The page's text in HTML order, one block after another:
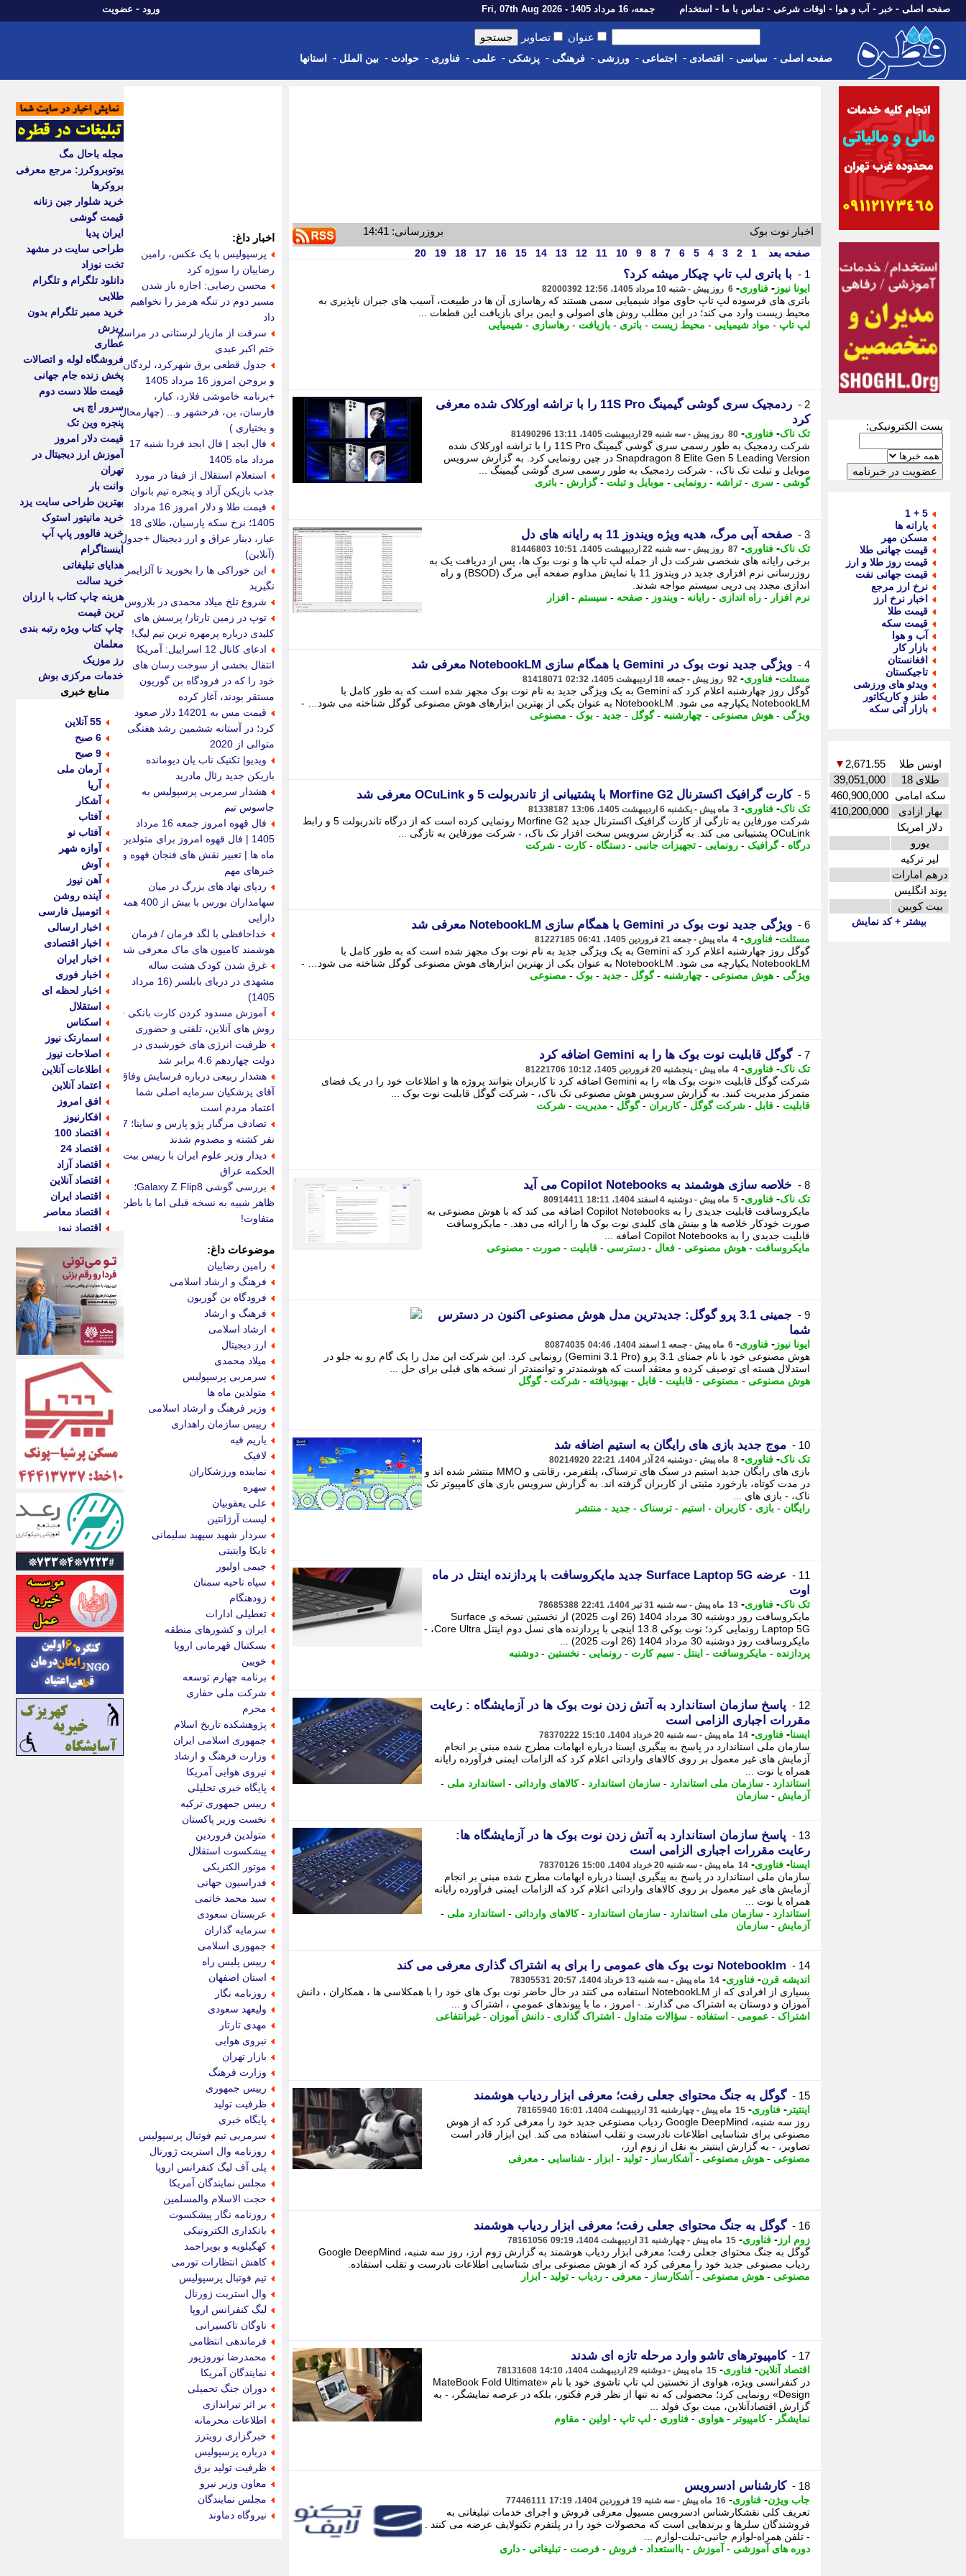
صفحه اصلی - خبر - آب و هوا - اوقات شرعی - تماس با ما - استخدام جمعه، 16 مرداد 1405 - Fri, 07th Aug 2026 ورود - عضویت
عنوان تصاویر
صفحه اصلی - سیاسی - اقتصادی - اجتماعی - ورزشی - فرهنگی - پزشکی - علمی - فناوری - حوادث - بین الملل - استانها
پست الکترونیکی:
5 + 1
یارانه ها
مسکن مهر
قیمت جهانی طلا
قیمت روز طلا و ارز
قیمت جهانی نفت
نرخ ارز مرجع
اخبار نرخ ارز
قیمت طلا
قیمت سکه
آب و هوا
بازار کار
افغانستان
تاجیکستان
ویدئو های ورزشی
طنز و کاریکاتور
بازار آتی سکه
اونس طلا 2,671.55
▼
طلای 18
39,051,000
سکه امامی 460,900,000
بهار ازادی
410,200,000
دلار امریکا
یورو
لیر ترکیه
درهم امارات
پوند انگلیس
بیت کویین
بیشتر + کد نمایش
اخبار نوت بوک بروزرسانی: 14:41
صفحه بعد 1
2
3
4
5
6
7
8
9
10
11
12
13
14
15
16
17
18
19
20
1 - با باتری لب تاپ چیکار میشه کرد؟
ایونا نیوز - فناوری- 6 روز پیش - شنبه 10 مرداد 1405، 12:56 82000392
باتری های فرسوده لپ تاپ حاوی مواد شیمیایی سمی هستند که رهاسازی آن ها در طبیعت، آسیب های جبران ناپذیری به
محیط زیست وارد می کند؛ در این مطلب روش های اصولی و ایمن برای بازیافت این قطعات ...
لپ تاپ - مواد شیمیایی - محیط زیست - باتری - بازیافت - رهاسازی - شیمیایی
2 -
ردمجیک سری گوشی گیمینگ 11S Pro را با تراشه اورکلاک شده معرفی
کرد
تک ناک- فناوری- 80 روز پیش - سه شنبه 29 اردیبهشت 1405، 13:11 81490296
شرکت ردمجیک به طور رسمی سری گوشی گیمینگ 11S Pro را با تراشه اورکلاک شده
Snapdragon 8 Elite Gen 5 Leading Version در چین رونمایی کرد. به گزارش سرویس
موبایل و تبلت تک ناک، - شرکت ردمجیک به طور رسمی سری گوشی گیمینگ ...
گوشی - سری - تراشه - رونمایی - موبایل و تبلت -گزارش - باتری
3 - صفحه آبی مرگ، هدیه ویژه ویندوز 11 به رایانه های دل
تک ناک- فناوری- 87 روز پیش - سه شنبه 22 اردیبهشت 1405، 10:51 81446803
برخی رایانه های شخصی شرکت دل از جمله لپ تاپ ها و نوت بوک ها، پس از دریافت یک به
روزرسانی نرم افزاری جدید در ویندوز 11 با نمایش مداوم صفحه آبی مرگ (BSOD) و راه
اندازی مجدد پی درپی سیستم مواجه شدند.
نرم افزار - راه اندازی - رایانه - ویندوز - صفحه - سیستم - افزار
4 - ویژگی جدید نوت بوک در Gemini با همگام سازی NotebookLM معرفی شد
مسئلت- فناوری- 92 روز پیش - جمعه 18 اردیبهشت 1405، 02:32 81418071
گوگل روز چهارشنبه اعلام کرد که Gemini به یک ویژگی جدید به نام نوت بوک مجهز شده است که به طور کامل با
NotebookLM یکپارچه می شود. NotebookLM به عنوان یکی از بهترین ابزارهای هوش مصنوعی گوگل شناخته می شود… -
ویژگی - هوش مصنوعی - چهارشنبه -گوگل - جدید - بوک - مصنوعی
5 - کارت گرافیک اکسترنال Morfine G2 با پشتیبانی از تاندربولت 5 و OCuLink معرفی شد
تک ناک- فناوری- 3 ماه پیش - یکشنبه 6 اردیبهشت 1405، 13:06 81338187
شرکت مورفاین به تازگی از کارت گرافیک اکسترنال جدید Morfine G2 رونمایی کرده است که از درگاه تاندربولت 5 و رابط
OCuLink پشتیبانی می کند. به گزارش سرویس سخت افزار تک ناک، - شرکت مورفاین به تازگی ...
درگاه -گرافیک - رونمایی - تجهیزات جانبی - دستگاه -کارت - شرکت
6 - ویژگی جدید نوت بوک در Gemini با همگام سازی NotebookLM معرفی شد
مسئلت- فناوری- 4 ماه پیش - جمعه 21 فروردین 1405، 06:41 81227185
گوگل روز چهارشنبه اعلام کرد که Gemini به یک ویژگی جدید به نام نوت بوک مجهز شده است که به طور کامل با
NotebookLM یکپارچه می شود. NotebookLM به عنوان یکی از بهترین ابزارهای هوش مصنوعی گوگل شناخته می شود… -
ویژگی - هوش مصنوعی - چهارشنبه -گوگل - جدید - بوک - مصنوعی
7 - گوگل قابلیت نوت بوک ها را به Gemini اضافه کرد
تک ناک- فناوری- 4 ماه پیش - پنجشنبه 20 فروردین 1405، 10:12 81221706
شرکت گوگل قابلیت «نوت بوک ها» را به Gemini اضافه کرد تا کاربران بتوانند پروژه ها و اطلاعات خود را در یک فضای
متمرکز مدیریت کنند. به گزارش سرویس هوش مصنوعی تک ناک، - شرکت گوگل قابلیت نوت بوک ...
قابلیت - قابل - شرکت گوگل -کاربران -گوگل - مدیریت - شرکت
8 - خلاصه سازی هوشمند به Copilot Notebooks می آید
تک ناک- فناوری- 5 ماه پیش - دوشنبه 4 اسفند 1404، 18:11 80914411
مایکروسافت قابلیت جدیدی را به Copilot Notebooks اضافه می کند که با هوش مصنوعی به
صورت خودکار خلاصه ها و بینش های کلیدی نوت بوک ها را ارائه می دهد. - مایکروسافت
قابلیت جدیدی را به Copilot Notebooks اضافه ...
مایکروسافت - هوش مصنوعی - فعال - دسترسی - قابلیت - صورت - مصنوعی
9 -
جمینی 3.1 پرو گوگل: جدیدترین مدل هوش مصنوعی اکنون در دسترس
شما
ایونا نیوز - فناوری- 6 ماه پیش - جمعه 1 اسفند 1404، 04:46 80874035
هوش مصنوعی خود با نام جمنای 3.1 پرو (Gemini 3.1 Pro) رونمایی کرد. این شرکت این مدل را یک گام رو به جلو در
استدلال هسته ای توصیف کرده و معتقد است که هوشمندتر و توانمندتر از نسخه های قبلی برای حل ...
هوش مصنوعی - مصنوعی - قابلیت - قابل - بهبودیافته - شرکت -گوگل
10 - موج جدید بازی های رایگان به استیم اضافه شد
تک ناک- فناوری- 8 ماه پیش - دوشنبه 24 آذر 1404، 22:21 80214920
بازی های رایگان جدید استیم در سبک های ترسناک، پلتفرمر، رقابتی و MMO منتشر شده اند و
در مدت کوتاه، بازخورد مثبتی از کاربران گرفته اند. به گزارش سرویس بازی های کامپیوتر تک
ناک، - بازی های ...
رایگان - بازی -کاربران - استیم - ترسناک - جدید - منتشر
11 -
عرضه Surface Laptop 5G جدید مایکروسافت با پردازنده اینتل در ماه
اوت
تک ناک- فناوری- 13 ماه پیش - سه شنبه 31 تیر 1404، 22:41 78685388
مایکروسافت روز دوشنبه 30 مرداد 1404 (26 اوت 2025) از نخستین نسخه ی Surface
Laptop 5G رونمایی کرد؛ نوت بوکی 13.8 اینچی با پردازنده های نسل دوم اینتل Core Ultra، -
مایکروسافت روز دوشنبه 30 مرداد 1404 (26 اوت 2025) ...
پردازنده - مایکروسافت - اینتل - سیم کارت - رونمایی - نخستین - دوشنبه
12 -
پاسخ سازمان استاندارد به آتش زدن نوت بوک ها در آزمایشگاه : رعایت
مقررات اجباری الزامی است
ایسنا- فناوری- 14 ماه پیش - سه شنبه 20 خرداد 1404، 15:10 78370222
سازمان ملی استاندارد در پاسخ به پیگیری ایسنا درباره ابهامات مطرح شده مبنی بر انجام
آزمایش های غیر معمول بر روی کالاهای وارداتی اعلام کرد که الزامات ایمنی فرآورده رایانه
همراه یا نوت ...
استاندارد - سازمان ملی استاندارد - سازمان استاندارد -کالاهای وارداتی - استاندارد ملی -
آزمایش - سازمان
13 -
پاسخ سازمان استاندارد به آتش زدن نوت بوک ها در آزمایشگاه ها:
رعایت مقررات اجباری الزامی است
ایسنا- فناوری- 14 ماه پیش - سه شنبه 20 خرداد 1404، 15:00 78370126
سازمان ملی استاندارد در پاسخ به پیگیری ایسنا درباره ابهامات مطرح شده مبنی بر انجام
آزمایش های غیر معمول بر روی کالاهای وارداتی اعلام کرد که الزامات ایمنی فرآورده رایانه
همراه یا نوت ...
استاندارد - سازمان ملی استاندارد - سازمان استاندارد -کالاهای وارداتی - استاندارد ملی -
آزمایش - سازمان
14 - Notebooklm نوت بوک های عمومی را برای به اشتراک گذاری معرفی می کند
اندیشه قرن- فناوری- 14 ماه پیش - سه شنبه 13 خرداد 1404، 20:57 78305531
بسیاری از افرادی که از NotebookLM استفاده می کنند در حال حاضر نوت بوک های خود را با همکلاسی ها ، همکاران ، دانش
آموزان و دوستان به اشتراک می گذارند. - امروز ، ما با پیوندهای عمومی ، اشتراک و ...
اشتراک - عمومی - استفاده - سؤالات متداول - اشتراک گذاری - دانش آموزان -غیرانتفاعی
15 - گوگل به جنگ محتوای جعلی رفت؛ معرفی ابزار ردیاب هوشمند
اینتیتر - فناوری- 15 ماه پیش - چهارشنبه 31 اردیبهشت 1404، 16:01 78165940
روز سه شنبه، Google DeepMind ردیاب مصنوعی جدید خود را معرفی کرد که از هوش
مصنوعی برای شناسایی اطلاعات نادرست و تقلب استفاده می کند. این ابزار قادر است
تصاویر، - به گزارش اینتیتر به نقل از زوم ارز،
مصنوعی - هوش مصنوعی - آشکارساز - تولید - ابزار - شناسایی - معرفی
16 - گوگل به جنگ محتوای جعلی رفت؛ معرفی ابزار ردیاب هوشمند
زوم ارز - فناوری- 15 ماه پیش - چهارشنبه 31 اردیبهشت 1404، 09:19 78161056
گوگل به جنگ محتوای جعلی رفت؛ معرفی ابزار ردیاب هوشمند به گزارش زوم ارز، روز سه شنبه، Google DeepMind
ردیاب مصنوعی جدید خود را معرفی کرد که از هوش مصنوعی برای شناسایی اطلاعات نادرست و تقلب استفاده.
مصنوعی - هوش مصنوعی - آشکارساز - معرفی - ردیاب - تولید - ابزار
17 - کامپیوترهای تاشو وارد مرحله تازه ای شدند
اقتصاد آنلاین- فناوری- 15 ماه پیش - دوشنبه 29 اردیبهشت 1404، 14:10 78131608
در کنفرانسی ویژه، هواوی از نخستین لپ تاپ تاشوی خود با نام «MateBook Fold Ultimate
Design» رونمایی کرد؛ محصولی که نه تنها از نظر فرم فکتور، بلکه در عرصه نمایشگر، - به
گزارش اقتصادآنلاین، میت بوک فولد ...
نمایشگر -کامپیوتر - هواوی - فناوری - لپ تاپ - اولین - مقاوم
18 - کارشناس ادسرویس
جاب ویژن- فناوری- 16 ماه پیش - سه شنبه 19 فروردین 1404، 17:19 77446111
تعریف کلی نقشکارشناس ادسرویس مسیول معرفی فروش و اجرای خدمات تبلیغاتی به
فروشندگان سلرها و برندهایی است که محصولات خود را در پلتفرم تکنولایف عرضه می کنند .
- تلفن همراه-لوازم جانبی-تبلت-لوازم ...
دوره های آموزشی - آموزش - بااستعداد - فروش - فرصت - تبلیغاتی - داری
اخبار داغ:
پرسپولیس با یک عکس، رامین
رضاییان را سوژه کرد
محسن رضایی: اجازه باز شدن
مسیر دوم در تنگه هرمز را نخواهیم
داد
سرقت از مازیار لرستانی در مراسم
ختم اکبر عبدی
جدول قطعی برق شهرکرد، لردگان
و بروجن امروز 16 مرداد 1405
+برنامه خاموشی فلارد، کیار،
فارسان، بن، فرخشهر و... (چهارمحال
و بختیاری )
فال ابجد | فال ابجد فردا شنبه 17
مرداد ماه 1405
استعلام استقلال از فیفا در مورد
جذب بازیکن آزاد و پنجره تیم بانوان
قیمت طلا و دلار امروز 16 مرداد
1405؛ نرخ سکه پارسیان، طلای 18
عیار، دینار عراق و ارز دیجیتال +جدول
(آنلاین)
این خوراکی ها را بخورید تا آلزایمر
نگیرید
شروع تلخ میلاد محمدی در بلاروس
توپ در زمین تارتار/ پرسش های
کلیدی درباره پرمهره ترین تیم لیگ!
ادعای کانال 12 اسراییل: آمریکا
انتقال بخشی از سوخت رسان های
خود را که در فرودگاه بن گوریون
مستقر بودند، آغاز کرده
قیمت مس به 14201 دلار صعود
کرد؛ در آستانه ششمین رشد هفتگی
متوالی از 2020
ویدیو| تکنیک ناب یان دیومانده
بازیکن جدید رئال مادرید
هشدار سرمربی پرسپولیس به
جاسوس تیم
فال قهوه امروز جمعه 16 مرداد
1405 | فال قهوه امروز برای متولدین
ماه ها | تعبیر نقش های فنجان قهوه و
خبرهای مهم
ردپای نهاد های بزرگ در میان
سهامداران بورس با بیش از 400 همت
دارایی
خداحافظی با لگد فرمان / فرمان
هوشمند کامیون های ماک معرفی شد
غرق شدن کودک هشت ساله
مشهدی در دریای بابلسر (16 مرداد
1405)
آموزش مسدود کردن کارت بانکی +
روش های آنلاین، تلفنی و حضوری
ظرفیت انرژی های خورشیدی در
دولت چهاردهم 4.6 برابر شد
هشدار ربیعی درباره فرسایش وفاق؛
آقای پزشکیان سرمایه اصلی شما
اعتماد مردم است
تصادف مرگبار پژو پارس و ساینا؛ 7
نفر کشته و مصدوم شدند
دیدار وزیر علوم ایران با رییس بیت
الحکمه عراق
بررسی گوشی Galaxy Z Flip8؛
ظاهر شبیه به نسخه قبلی اما با باطن
متفاوت!
موضوعات داغ:
رامین رضاییان
فرهنگ و ارشاد اسلامی
فرودگاه بن گوریون
فرهنگ و ارشاد
ارشاد اسلامی
ارز دیجیتال
میلاد محمدی
سرمربی پرسپولیس
متولدین ماه ها
وزیر فرهنگ و ارشاد اسلامی
رییس سازمان راهداری
یاریم قیه
لافیک
نماینده ورزشکاران
سهره
علی یعقوبیان
لیست آرژانتین
سردار شهید سپهبد سلیمانی
تایکا وایتیتی
جیمی اولیور
سپاه ناحیه سمنان
زودهنگام
تعطیلی ادارات
ایران و کشورهای منطقه
بسکتبال قهرمانی اروپا
خویین
برنامه چهارم توسعه
شرکت ملی حفاری
محرم
پژوهشکده تاریخ اسلام
جمهوری اسلامی ایران
وزارت فرهنگ و ارشاد
نیروی هوایی آمریکا
پایگاه خبری تحلیلی
رییس جمهوری ترکیه
نخست وزیر پاکستان
متولدین فروردین
پیشکسوت استقلال
موتور الکتریکی
فدراسیون جهانی
سید محمد خاتمی
عربستان سعودی
سرمایه گذاران
جمهوری اسلامی
رییس پلیس راه
استان اصفهان
روزنامه نگار
ولیعهد سعودی
مهدی تارتار
نیروی هوایی
بازار تهران
وزارت فرهنگ
رییس جمهوری
ظرفیت تولید
پایگاه خبری
سرمربی تیم فوتبال پرسپولیس
روزنامه وال استریت ژورنال
پلی آف لیگ کنفرانس اروپا
مجلس نمایندگان آمریکا
حجت الاسلام والمسلمین
روزنامه نگار پیشکسوت
بانکداری الکترونیکی
کهگیلویه و بویراحمد
کاهش انتظارات تورمی
تیم فوتبال پرسپولیس
وال استریت ژورنال
لیگ کنفرانس اروپا
ناوگان تاکسیرانی
فرماندهی انتظامی
محمدرضا نوروزپور
نمایندگان آمریکا
دوران جنگ تحمیلی
بر اثر تیراندازی
اطلاعات محرمانه
خبرگزاری رویترز
درباره پرسپولیس
ظرفیت تولید برق
معاون وزیر نیرو
مجلس نمایندگان
نیروگاه دماوند
مجله باحال مگ
یوتوبروکرز: مرجع معرفی
بروکرها
خرید شلوار جین زنانه
قیمت گوشی
ایران پدیا
طراحی سایت در مشهد
تخت نوزاد
دانلود تلگرام و تلگرام
طلایی
خرید ممبر تلگرام بدون
ریزش
عطاری
فروشگاه لوله و اتصالات
پخش زنده جام جهانی
قیمت طلا دست دوم
سرور اچ پی
پنجره وین تک
قیمت دلار امروز
آموزش ارز دیجیتال در
تهران
وانت بار
بهترین طراحی سایت یزد
خرید مانیتور استوک
خرید فالوور پاپ آپ
اینستاگرام
هدایای تبلیغاتی
خرید سالت
هزینه چاپ کتاب با ارزان
ترین قیمت
چاپ کتاب ویژه رتبه بندی
معلمان
رز موزیک
خدمات مرکزی بوش
منابع خبری
55 آنلاین
6 صبح
9 صبح
آرمان ملی
آریا
آشکار
آفتاب
آفتاب نو
آوازه شهر
آوش
آهن نیوز
آینده روشن
اتومبیل فارسی
اخبار ارسالی
اخبار اقتصادی
اخبار ایران
اخبار فوری
اخبار لحظه ای
استقلال
اسکناس
اسمارتک نیوز
اصلاحات نیوز
اطلاعات آنلاین
اعتماد آنلاین
افق امروز
افکارنیوز
اقتصاد 100
اقتصاد 24
اقتصاد آزاد
اقتصاد آنلاین
اقتصاد ایران
اقتصاد معاصر
اقتصاد نیوز
اکوفارس
اکونگار
اکونیوز
الف
انتشار آنلاین
اندیشه قرن
اندیشه معاصر
اندیشه ها
انرژی پرس
ای استخدام
ایتنا
ایراف
ایران آرت
ایران آنلاین
ایران زندگی
ایران فوری
ایرانی روز
ایرانیتال
ایرنا
ایسکانیوز
ایسنا
ایکنا
ایلنا
اینتیتر
ایونا نیوز
بازتاب آنلاین
باشگاه خبرنگاران
باغستان نیوز
بامبوک
ببین و بخون
بدینسان
بنکر